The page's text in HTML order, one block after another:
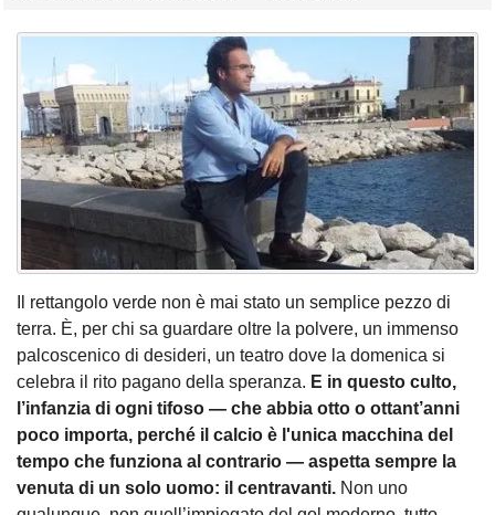
Il rettangolo verde non è mai stato un semplice pezzo di
terra. È, per chi sa guardare oltre la polvere, un immenso
palcoscenico di desideri, un teatro dove la domenica si
celebra il rito pagano della speranza. E in questo culto,
l’infanzia di ogni tifoso — che abbia otto o ottant’anni
poco importa, perché il calcio è l'unica macchina del
tempo che funziona al contrario — aspetta sempre la
venuta di un solo uomo: il centravanti. Non uno